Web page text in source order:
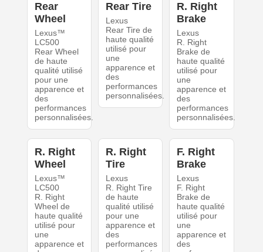
Rear
Wheel
Lexus™
LC500
Rear Wheel
de haute
qualité utilisé
pour une
apparence et
des
performances
personnalisées.
Rear Tire
Lexus
Rear Tire de
haute qualité
utilisé pour
une
apparence et
des
performances
personnalisées.
R. Right
Brake
Lexus
R. Right
Brake de
haute qualité
utilisé pour
une
apparence et
des
performances
personnalisées.
R. Right
Wheel
Lexus™
LC500
R. Right
Wheel de
haute qualité
utilisé pour
une
apparence et
R. Right
Tire
Lexus
R. Right Tire
de haute
qualité utilisé
pour une
apparence et
des
performances
F. Right
Brake
Lexus
F. Right
Brake de
haute qualité
utilisé pour
une
apparence et
des